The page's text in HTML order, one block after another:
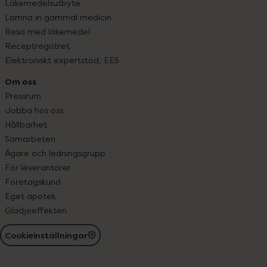
Läkemedelsutbyte
Lämna in gammal medicin
Resa med läkemedel
Receptregistret
Elektroniskt expertstöd, EES
Om oss
Pressrum
Jobba hos oss
Hållbarhet
Samarbeten
Ägare och ledningsgrupp
För leverantörer
Företagskund
Eget apotek
Glädjeeffekten
Cookieinställningar